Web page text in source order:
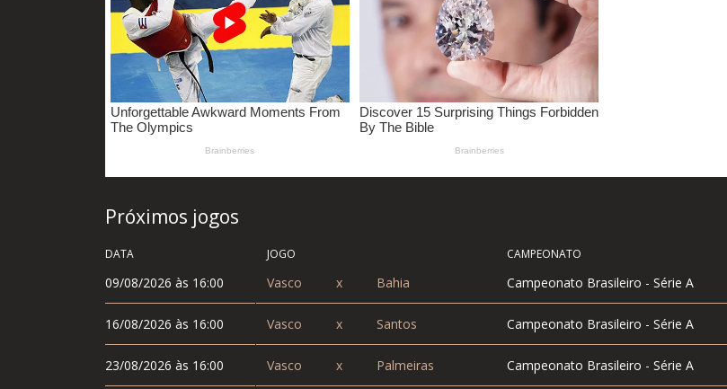
Próximos jogos
DATA
09/08/2026 às 16:00
16/08/2026 às 16:00
23/08/2026 às 16:00
JOGO CAMPEONATO
Vasco x Bahia Campeonato Brasileiro - Série A
Vasco x Santos Campeonato Brasileiro - Série A
Vasco x Palmeiras Campeonato Brasileiro - Série A